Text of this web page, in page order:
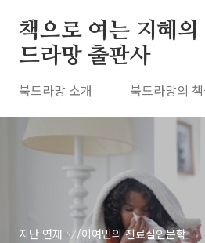
책으로 여는 지혜
드라망 출판사
북드라망 소개 북드라망의
지난 연재 ▽/이여민의 진료실인문학